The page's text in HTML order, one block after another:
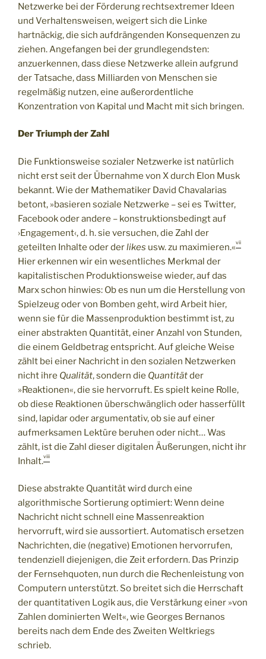
Netzwerke bei der Förderung rechtsextremer Ideen
und Verhaltensweisen, weigert sich die Linke
hartnäckig, die sich aufdrängenden Konsequenzen zu
ziehen. Angefangen bei der grundlegendsten:
anzuerkennen, dass diese Netzwerke allein aufgrund
der Tatsache, dass Milliarden von Menschen sie
regelmäßig nutzen, eine außerordentliche
Konzentration von Kapital und Macht mit sich bringen.
Der Triumph der Zahl
Die Funktionsweise sozialer Netzwerke ist natürlich
nicht erst seit der Übernahme von X durch Elon Musk
bekannt. Wie der Mathematiker David Chavalarias
betont, »basieren soziale Netzwerke – sei es Twitter,
Facebook oder andere – konstruktionsbedingt auf
›Engagement‹, d. h. sie versuchen, die Zahl der
geteilten Inhalte oder derlikes usw. zu maximieren.«vii
Hier erkennen wir ein wesentliches Merkmal der
kapitalistischen Produktionsweise wieder, auf das
Marx schon hinwies: Ob es nun um die Herstellung von
Spielzeug oder von Bomben geht, wird Arbeit hier,
wenn sie für die Massenproduktion bestimmt ist, zu
einer abstrakten Quantität, einer Anzahl von Stunden,
die einem Geldbetrag entspricht. Auf gleiche Weise
zählt bei einer Nachricht in den sozialen Netzwerken
nicht ihre Qualität, sondern die Quantitätder
»Reaktionen«, die sie hervorruft. Es spielt keine Rolle,
ob diese Reaktionen überschwänglich oder hasserfüllt
sind, lapidar oder argumentativ, ob sie auf einer
aufmerksamen Lektüre beruhen oder nicht… Was
zählt, ist die Zahl dieser digitalen Äußerungen, nicht ihr
Inhalt.viii
Diese abstrakte Quantität wird durch eine
algorithmische Sortierung optimiert: Wenn deine
Nachricht nicht schnell eine Massenreaktion
hervorruft, wird sie aussortiert. Automatisch ersetzen
Nachrichten, die (negative) Emotionen hervorrufen,
tendenziell diejenigen, die Zeit erfordern. Das Prinzip
der Fernsehquoten, nun durch die Rechenleistung von
Computern unterstützt. So breitet sich die Herrschaft
der quantitativen Logik aus, die Verstärkung einer »von
Zahlen dominierten Welt«, wie Georges Bernanos
bereits nach dem Ende des Zweiten Weltkriegs
schrieb.